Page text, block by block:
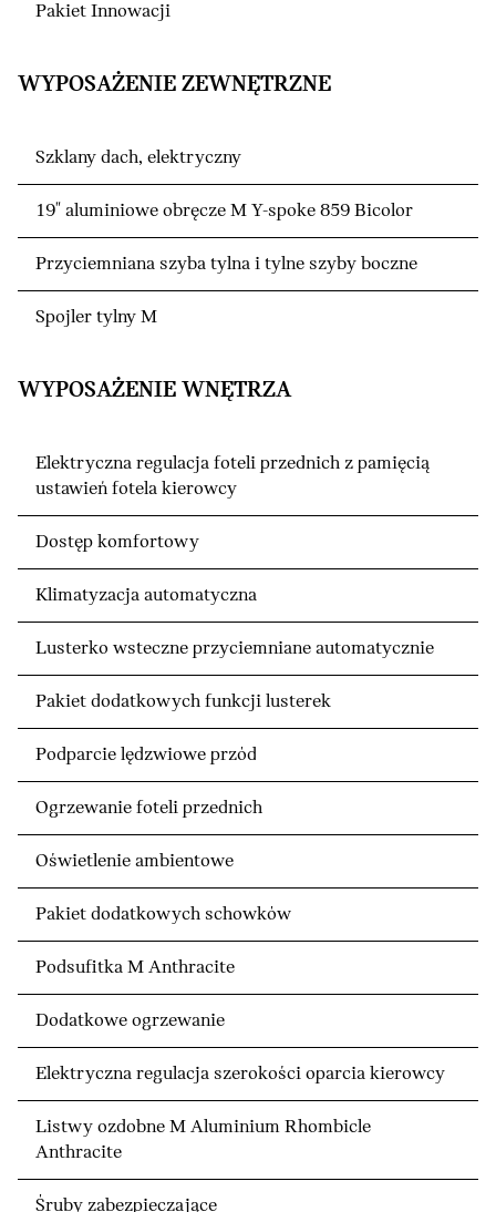
Pakiet Innowacji
WYPOSAŻENIE ZEWNĘTRZNE
Szklany dach, elektryczny
19" aluminiowe obręcze M Y-spoke 859 Bicolor
Przyciemniana szyba tylna i tylne szyby boczne
Spojler tylny M
WYPOSAŻENIE WNĘTRZA
Elektryczna regulacja foteli przednich z pamięcią
ustawień fotela kierowcy
Dostęp komfortowy
Klimatyzacja automatyczna
Lusterko wsteczne przyciemniane automatycznie
Pakiet dodatkowych funkcji lusterek
Podparcie lędzwiowe przód
Ogrzewanie foteli przednich
Oświetlenie ambientowe
Pakiet dodatkowych schowków
Podsufitka M Anthracite
Dodatkowe ogrzewanie
Elektryczna regulacja szerokości oparcia kierowcy
Listwy ozdobne M Aluminium Rhombicle
Anthracite
Śruby zabezpieczające